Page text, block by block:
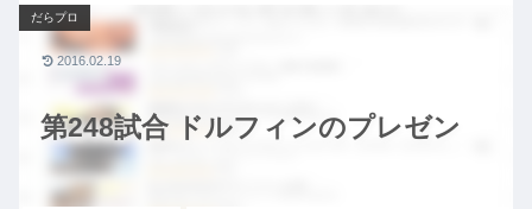
第248試合 ドルフィンのプレゼン
だらプロ
2016.02.19